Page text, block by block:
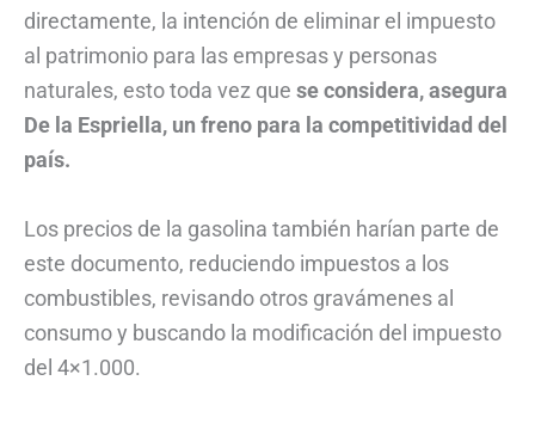
directamente, la intención de eliminar el impuesto
al patrimonio para las empresas y personas
naturales, esto toda vez que se considera, asegura
De la Espriella, un freno para la competitividad del
país.
Los precios de la gasolina también harían parte de
este documento, reduciendo impuestos a los
combustibles, revisando otros gravámenes al
consumo y buscando la modificación del impuesto
del 4×1.000.